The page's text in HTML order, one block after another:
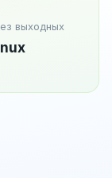
выходных